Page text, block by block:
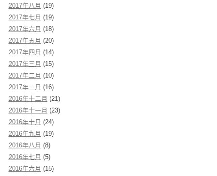
2017年八月 (19)
2017年七月 (19)
2017年六月 (18)
2017年五月 (20)
2017年四月 (14)
2017年三月 (15)
2017年二月 (10)
2017年一月 (16)
2016年十二月 (21)
2016年十一月 (23)
2016年十月 (24)
2016年九月 (19)
2016年八月 (8)
2016年七月 (5)
2016年六月 (15)